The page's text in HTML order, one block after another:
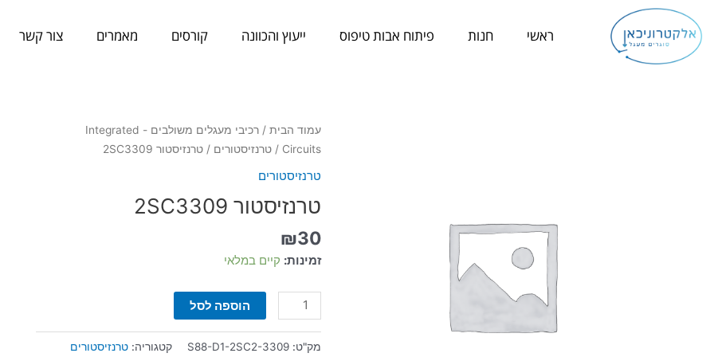
לתוכן
ראשי חנות פיתוח אבות טיפוס ייעוץ והכוונה קורסים מאמרים צור קשר
עמוד הבית/
רכיבי מעגלים משולבים - Integrated
Circuits
/ טרנזיסטורים / טרנזיסטור 2SC3309
טרנזיסטורים
טרנזיסטור 2SC3309
₪30
זמינות: קיים במלאי
כמות
של
הוספה לסל
מק"ט: S88-D1-2SC2-3309 קטגוריה: טרנזיסטורים